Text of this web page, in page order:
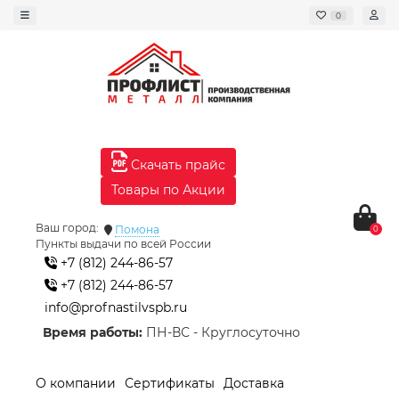
0
Скачать прайс
Товары по Акции
Ваш город:
Помона
Пункты выдачи по всей России
+7 (812) 244-86-57
+7 (812) 244-86-57
info@profnastilvspb.ru
Время работы: ПН-ВС - Круглосуточно
0
О компании Сертификаты
Доставка